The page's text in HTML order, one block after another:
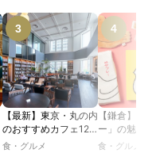
【最新】東京・丸の内
のおすすめカフェ12
選｜ひとりでゆったり
食・グルメ
【鎌倉】「
ー」の魅力
説！ 定番商
食・グルメ